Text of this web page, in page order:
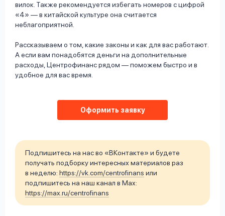
вилок. Также рекомендуется избегать номеров с цифрой
«4» — в китайской культуре она считается
неблагоприятной.
Рассказываем о том, какие законы и как для вас работают.
А если вам понадобятся деньги на дополнительные
расходы, Центрофинанс рядом — поможем быстро и в
удобное для вас время.
Оформить заявку
Подпишитесь на нас во «ВКонтакте» и будете
получать подборку интересных материалов раз
в неделю: https://vk.com/centrofinans или
подпишитесь на наш канал в Max:
https://max.ru/centrofinans